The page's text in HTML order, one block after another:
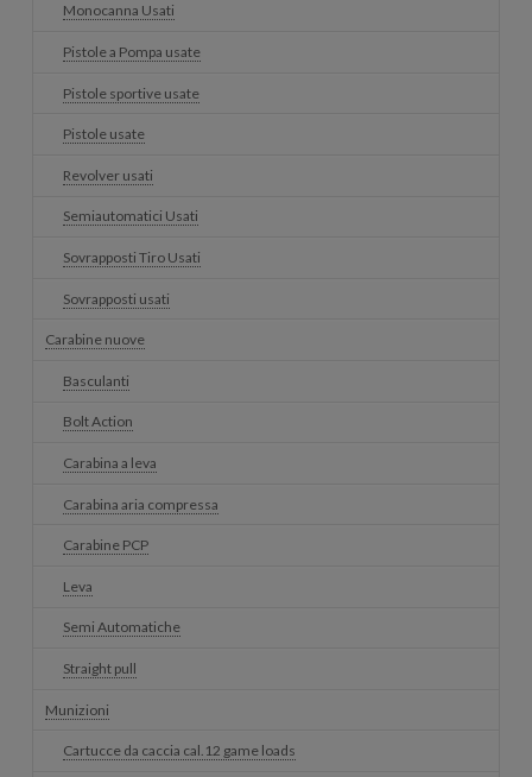
Monocanna Usati
Pistole a Pompa usate
Pistole sportive usate
Pistole usate
Revolver usati
Semiautomatici Usati
Sovrapposti Tiro Usati
Sovrapposti usati
Carabine nuove
Basculanti
Bolt Action
Carabina a leva
Carabina aria compressa
Carabine PCP
Leva
Semi Automatiche
Straight pull
Munizioni
Cartucce da caccia cal.12 game loads